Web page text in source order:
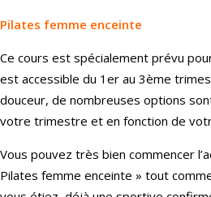
Pilates femme enceinte
Ce cours est spécialement prévu
est accessible du 1er au 3ème
douceur, de nombreuses options
votre trimestre et en fonction de
Vous pouvez très bien commencer
Pilates femme enceinte » tout